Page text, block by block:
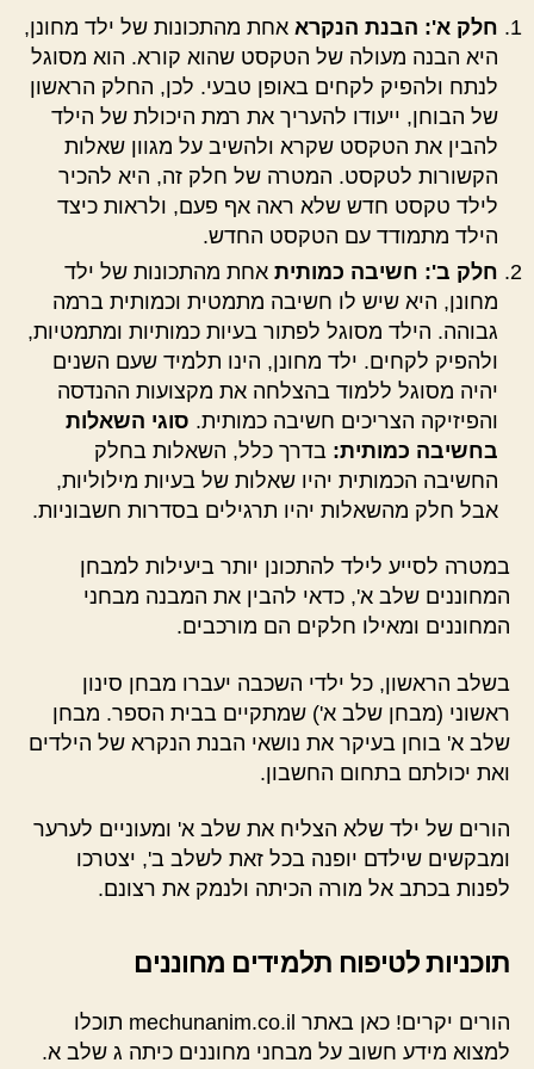
חלק א': הבנת הנקרא אחת מהתכונות של ילד מחונן,
היא הבנה מעולה של הטקסט שהוא קורא. הוא מסוגל
לנתח ולהפיק לקחים באופן טבעי. לכן, החלק הראשון
של הבוחן, ייעודו להעריך את רמת היכולת של הילד
להבין את הטקסט שקרא ולהשיב על מגוון שאלות
הקשורות לטקסט. המטרה של חלק זה, היא להכיר
לילד טקסט חדש שלא ראה אף פעם, ולראות כיצד
הילד מתמודד עם הטקסט החדש.
חלק ב': חשיבה כמותית אחת מהתכונות של ילד
מחונן, היא שיש לו חשיבה מתמטית וכמותית ברמה
גבוהה. הילד מסוגל לפתור בעיות כמותיות ומתמטיות,
ולהפיק לקחים. ילד מחונן, הינו תלמיד שעם השנים
יהיה מסוגל ללמוד בהצלחה את מקצועות ההנדסה
והפיזיקה הצריכים חשיבה כמותית. סוגי השאלות
בחשיבה כמותית: בדרך כלל, השאלות בחלק
החשיבה הכמותית יהיו שאלות של בעיות מילוליות,
אבל חלק מהשאלות יהיו תרגילים בסדרות חשבוניות.
במטרה לסייע לילד להתכונן יותר ביעילות למבחן
המחוננים שלב א', כדאי להבין את המבנה מבחני
המחוננים ומאילו חלקים הם מורכבים.
בשלב הראשון, כל ילדי השכבה יעברו מבחן סינון
ראשוני (מבחן שלב א') שמתקיים בבית הספר. מבחן
שלב א' בוחן בעיקר את נושאי הבנת הנקרא של הילדים
ואת יכולתם בתחום החשבון.
הורים של ילד שלא הצליח את שלב א' ומעוניים לערער
ומבקשים שילדם יופנה בכל זאת לשלב ב', יצטרכו
לפנות בכתב אל מורה הכיתה ולנמק את רצונם.
תוכניות לטיפוח תלמידים מחוננים
הורים יקרים! כאן באתר mechunanim.co.il תוכלו
למצוא מידע חשוב על מבחני מחוננים כיתה ג שלב א.